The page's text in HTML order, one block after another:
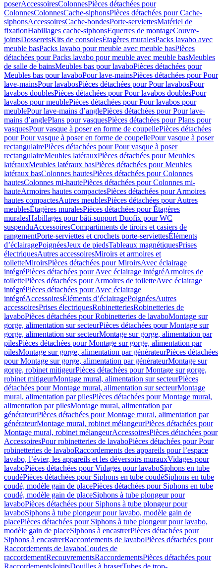
poserAccessoiresColonnesPièces détachées pour
ColonnesColonnesCache-siphonsPièces détachées pour Cache-
siphonsAccessoiresCache-bondesPorte-serviettesMatériel de
fixationHabillages cache-siphonsEquerres de montageCouvre-
jointsDosseretsKits de consolesÉtagères muralesPacks lavabo avec
meuble basPacks lavabo pour meuble avec meuble basPièces
détachées pour Packs lavabo pour meuble avec meuble basMeubles
de salle de bainsMeubles bas pour lavaboPièces détachées pour
Meubles bas pour lavaboPour lave-mainsPièces détachées pour Pour
lave-mainsPour lavabosPièces détachées pour Pour lavabosPour
lavabos doublesPièces détachées pour Pour lavabos doublesPour
lavabos pour meublePièces détachées pour Pour lavabos pour
meublePour lave-mains d’anglePièces détachées pour Pour lave-
mains d’anglePlans pour vasquesPièces détachées pour Plans pour
vasquesPour vasque à poser en forme de coupellePièces détachées
pour Pour vasque à poser en forme de coupellePour vasque à poser
rectangulairePièces détachées pour Pour vasque à poser
rectangulaireMeubles latérauxPièces détachées pour Meubles
latérauxMeubles latéraux basPièces détachées pour Meubles
latéraux basColonnes hautesPièces détachées pour Colonnes
hautesColonnes mi-hautePièces détachées pour Colonnes mi-
hauteArmoires hautes compactesPièces détachées pour Armoires
hautes compactesAutres meublesPièces détachées pour Autres
meublesÉtagères muralesPièces détachées pour Étagères
muralesHabillages pour bâti-support Duofix pour WC
suspenduAccessoiresCompartiments de tiroirs et casiers de
rangementPorte-serviettes et crochets porte-serviettesÉléments
d’éclairagePoignéesJeux de piedsTableaux magnétiquesPrises
électriquesAutres accessoiresMiroirs et armoires et
toiletteMiroirsPièces détachées pour MiroirsAvec éclairage
intégréPièces détachées pour Avec éclairage intégréArmoires de
toilettePièces détachées pour Armoires de toiletteAvec éclairage
intégréPièces détachées pour Avec éclairage
intégréAccessoiresÉléments d’éclairagePoignéesAutres
accessoiresPrises électriquesRobinetteriesRobinetteries de
lavaboPièces détachées pour Robinetteries de lavaboMontage sur
gorge, alimentation sur secteurPièces détachées pour Montage sur
gorge, alimentation sur secteurMontage sur gorge, alimentation par
pilesPièces détachées pour Montage sur gorge, alimentation par
pilesMontage sur gorge, alimentation par générateurPièces détachées
pour Montage sur gorge, alimentation par générateurMontage sur
gorge, robinet mitigeurPièces détachées pour Montage sur gorge,
robinet mitigeurMontage mural, alimentation sur secteurPièces
détachées pour Montage mural, alimentation sur secteurMontage
mural, alimentation par pilesPièces détachées pour Montage mural,
alimentation par pilesMontage mural, alimentation par
générateurPièces détachées pour Montage mural, alimentation par
générateurMontage mural, robinet mélangeurPièces détachées pour
Montage mural, robinet mélangeurAccessoiresPièces détachées pour
AccessoiresPour robinetteries de lavaboPièces détachées pour Pour
robinetteries de lavaboRaccordements des appareils pour l’espace
lavabo, l’évier, les appareils et les déversoirs murauxVidages pour
lavaboPièces détachées pour Vidages pour lavaboSiphons en tube
coudéPièces détachées pour Siphons en tube coudéSiphons en tube
coudé, modèle gain de placePièces détachées pour Siphons en tube
coudé, modèle gain de placeSiphons à tube plongeur pour
lavaboPièces détachées pour Siphons à tube plongeur pour
lavaboSiphons à tube plongeur pour lavabo, modèle gain de
placePièces détachées pour Siphons à tube plongeur pour lavabo,
modèle gain de placeSiphons à encastrerPièces détachées pour
Siphons à encastrerRaccordements de lavaboPièces détachées pour
Raccordements de lavaboCoudes de
raccordementRecouvrementsRaccordementsPièces détachées pour
RaccordementsJointsDouilles à braserTubes de trop-